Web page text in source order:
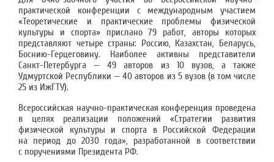
практической конференции с международным участием
«Теоретические и практические проблемы физической
культуры и спорта» прислано 79 работ, авторы которых
представляют четыре страны: Россию, Казахстан, Беларусь,
Боснию-Герцеговину. Наиболее активны представители
Санкт-Петербурга — 49 авторов из 10 вузов, а также
Удмуртской Республики — 40 авторов из 5 вузов (в том числе
25 из ИжГТУ).
Всероссийская научно-практическая конференция проведена
в целях реализации положений «Стратегии развития
физической культуры и спорта в Российской Федерации
на период до 2030 года», разработанной в соответствии
с поручениями Президента РФ.